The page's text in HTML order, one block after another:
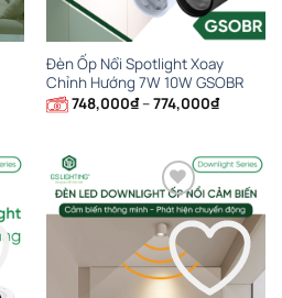
Đèn Ốp Nổi Spotlight Xoay
Chỉnh Hướng 7W 10W GSOBR
748,000₫–774,000₫Khoảng
giá:
đến
774,000₫